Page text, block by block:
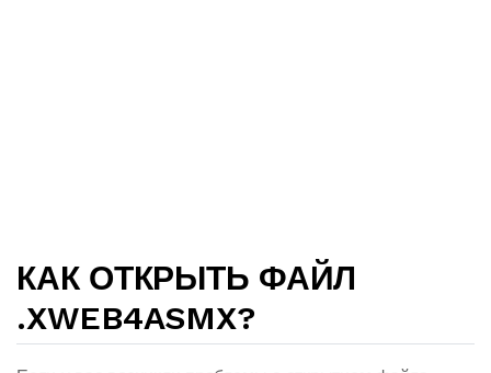
КАК ОТКРЫТЬ ФАЙЛ
.XWEB4ASMX?